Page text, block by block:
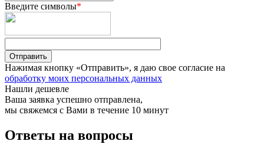
Введите символы*
Нажимая кнопку «Отправить», я даю свое согласие на
обработку моих персональных данных
Нашли дешевле
Ваша заявка успешно отправлена,
мы свяжемся с Вами в течение 10 минут
Ответы на вопросы